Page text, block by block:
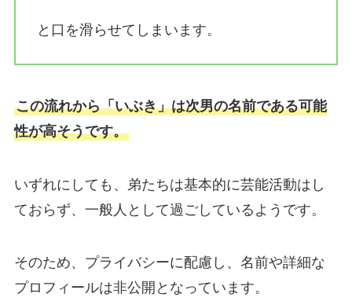
と口を滑らせてしまいます。
この流れから「いぶき」は次男の名前である可能
性が高そうです。
いずれにしても、弟たちは基本的に芸能活動はし
ておらず、一般人として過ごしているようです。
そのため、プライバシーに配慮し、名前や詳細な
プロフィールは非公開となっています。